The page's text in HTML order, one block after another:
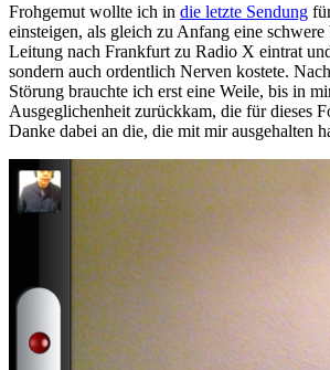
Frohgemut wollte ich in die letzte Sendung
einsteigen, als gleich zu Anfang eine
Leitung nach Frankfurt zu Radio X eintrat
sondern auch ordentlich Nerven kostete.
Störung brauchte ich erst eine Weile, bis in
Ausgeglichenheit zurückkam, die für dieses
Danke dabei an die, die mit mir ausgehalten